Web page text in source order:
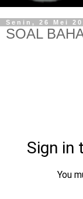
Senin, 26 Mei
SOAL